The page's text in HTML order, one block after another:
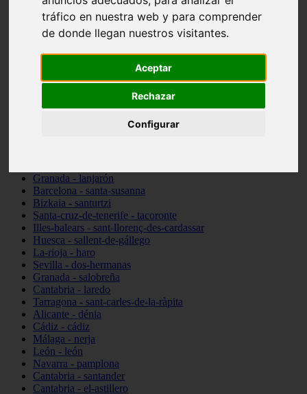
tráfico en nuestra web y para comprender
de donde llegan nuestros visitantes.
Aceptar
Rechazar
Configurar
Córdoba - almedinilla
Navarra - zangoza
Cantabria - arenas-de-iguña
Barcelona - la-pobla-de-lillet
Murcia - cartagena
Madrid - nuevo-baztán
Granada - lanjarón
Barcelona - santa-susanna
Bizkaia - santurtzi
Santa-cruz-de-tenerife - tacoronte
Illes-balears - sant-llorenç-des-cardassar
Huesca - sallent-de-gállego
La-rioja - haro
Sevilla - dos-hermanas
Granada - salobreña
Cantabria - laredo
Tarragona - sant-carles-de-la-ràpita
Alicante - dénia
Cádiz - cádiz
Málaga - nerja
León - león
Navarra - pamplona
Cantabria - santander
Cantabria - el-astillero